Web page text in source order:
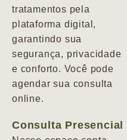
tratamentos pela
plataforma digital,
garantindo sua
segurança, privacidade
e conforto. Você pode
agendar sua consulta
online.
Consulta Presencial